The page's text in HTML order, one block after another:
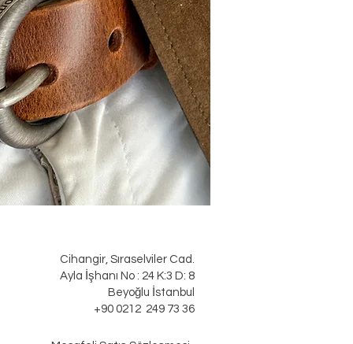
Cihangir, Sıraselviler Cad.
Ayla İşhanı No : 24 K:3 D: 8
Beyoğlu İstanbul
+90 0212 249 73 36